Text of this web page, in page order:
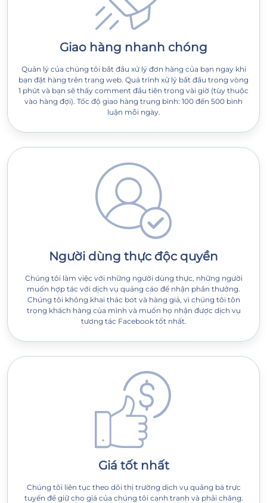
Giao hàng nhanh chóng
Quản lý của chúng tôi bắt đầu xử lý đơn hàng của bạn ngay khi
bạn đặt hàng trên trang web. Quá trình xử lý bắt đầu trong vòng
1 phút và bạn sẽ thấy comment đầu tiên trong vài giờ (tùy thuộc
vào hàng đợi). Tốc độ giao hàng trung bình: 100 đến 500 bình
luận mỗi ngày.
Người dùng thực độc quyền
Chúng tôi làm việc với những người dùng thực, những người
muốn hợp tác với dịch vụ quảng cáo để nhận phần thưởng.
Chúng tôi không khai thác bot và hàng giả, vì chúng tôi tôn
trọng khách hàng của mình và muốn họ nhận được dịch vụ
tương tác Facebook tốt nhất.
Giá tốt nhất
Chúng tôi liên tục theo dõi thị trường dịch vụ quảng bá trực
tuyến để giữ cho giá của chúng tôi cạnh tranh và phải chăng.